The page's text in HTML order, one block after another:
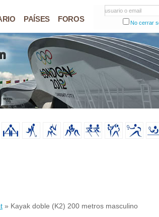
PAÍSES FOROS
usuario o email
No cerrar
» Kayak doble (K2) 200 metros masculino